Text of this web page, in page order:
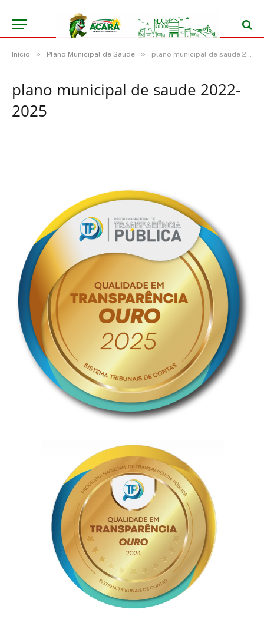
Início » Plano Municipal de Saúde » plano municipal de saude 2022-2025
plano municipal de saude 2022-
2025